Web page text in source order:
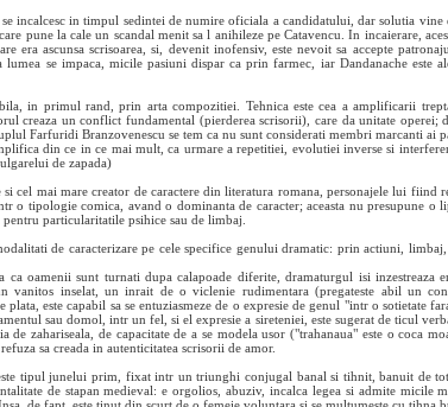
incalcesc in timpul sedintei de numire oficiala a candidatului, dar solutia vine
pune la cale un scandal menit sa l anihileze pe Catavencu. In incaierare,
era ascunsa scrisoarea, si, devenit inofensiv, este nevoit sa accepte
se impaca, micile pasiuni dispar ca prin farmec, iar Dandanache este
in primul rand, prin arta compozitiei. Tehnica este cea a amplificarii
creaza un conflict fundamental (pierderea scrisorii), care da unitate operei;
Farfuridi Branzovenescu se tem ca nu sunt considerati membri marcanti ai
din ce in ce mai mult, ca urmare a repetitiei, evolutiei inverse si
de zapada)
si cel mai mare creator de caractere din literatura romana, personajele lui fiind
o tipologie comica, avand o dominanta de caracter; aceasta nu presupune o
pentru particularitatile psihice sau de limbaj.
de caracterizare pe cele specifice genului dramatic: prin actiuni,
ca oamenii sunt turnati dupa calapoade diferite, dramaturgul isi inzestreaza
vanitos inselat, un inrait de o viclenie rudimentara (pregateste abil un
plata, este capabil sa se entuziasmeze de o expresie de genul "intr o sotietate
sau domol, intr un fel, si el expresie a sireteniei, este sugerat de ticul
de zahariseala, de capacitate de a se modela usor ("trahanaua" este o coca
sa creada in autenticitatea scrisorii de amor.
tipul junelui prim, fixat intr un triunghi conjugal banal si tihnit, banuit de
de stapan medieval: e orgolios, abuziv, incalca legea si admite micile